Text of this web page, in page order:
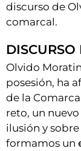
discurso de
comarcal.
Olvido
posesión, ha
de la
reto, un
ilusión y
formamos un